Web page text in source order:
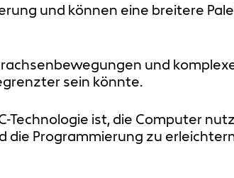
und können eine breitere
und
sein könnte.
ist, die Computer
die Programmierung zu